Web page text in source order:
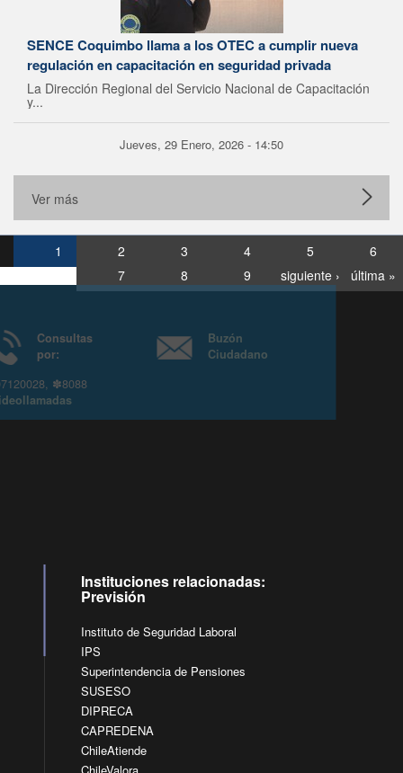
SENCE Coquimbo llama a los OTEC a cumplir nueva
regulación en capacitación en seguridad privada
La Dirección Regional del Servicio Nacional de Capacitación
y...
Jueves, 29 Enero, 2026 - 14:50
Ver más
1 2 3 4 5
6
7
8 9 siguiente › última »
6007120028, ✽8088
yVideollamadas
Instituciones relacionadas:
Previsión
Instituto de Seguridad Laboral
IPS
Superintendencia de Pensiones
SUSESO
DIPRECA
CAPREDENA
ChileAtiende